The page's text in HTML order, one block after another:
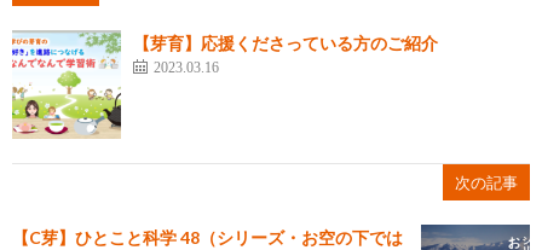
【芽育】応援くださっている方のご紹介
2023.03.16
次の記事
【C芽】ひとこと科学 48（シリーズ・お空の下では